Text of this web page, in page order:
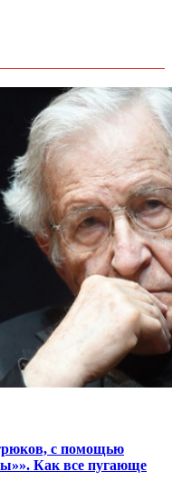
с помощью
Как все пугающе